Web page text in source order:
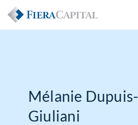
Mélanie Dupuis-
Giuliani